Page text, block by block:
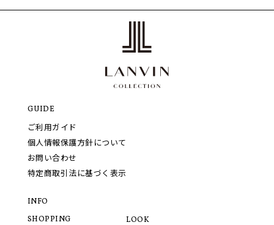
GUIDE
ご利用ガイド
個人情報保護方針について
お問い合わせ
特定商取引法に基づく表示
INFO
SHOPPING
LOOK